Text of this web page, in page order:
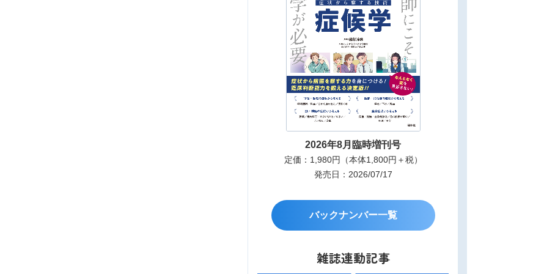
2026年8月臨時増刊号
定価：1,980円（本体1,800円＋税）
発売日：2026/07/17
バックナンバー一覧
雑誌連動記事